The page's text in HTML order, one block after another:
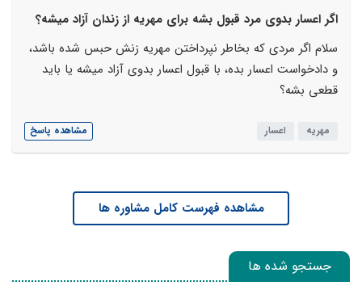
اگر اعسار بدوی مرد قبول بشه برای مهریه از زندان آزاد میشه؟
سلام اگر مردی که بخاطر نپرداختن مهریه زنش حبس شده باشد،
و دادخواست اعسار بده، با قبول اعسار بدوی آزاد میشه یا باید
قطعی بشه؟
مهریه اعسار مشاهده پاسخ
مشاهده فهرست کامل مشاوره ها
جستجو شده ها